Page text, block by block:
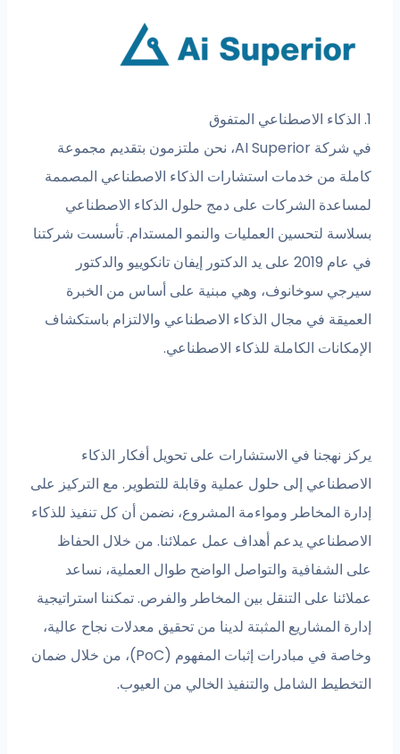
1. الذكاء الاصطناعي المتفوق
في شركة AI Superior، نحن ملتزمون بتقديم مجموعة
كاملة من خدمات استشارات الذكاء الاصطناعي المصممة
لمساعدة الشركات على دمج حلول الذكاء الاصطناعي
بسلاسة لتحسين العمليات والنمو المستدام. تأسست شركتنا
في عام 2019 على يد الدكتور إيفان تانكوييو والدكتور
سيرجي سوخانوف، وهي مبنية على أساس من الخبرة
العميقة في مجال الذكاء الاصطناعي والالتزام باستكشاف
الإمكانات الكاملة للذكاء الاصطناعي.
يركز نهجنا في الاستشارات على تحويل أفكار الذكاء
الاصطناعي إلى حلول عملية وقابلة للتطوير. مع التركيز على
إدارة المخاطر ومواءمة المشروع، نضمن أن كل تنفيذ للذكاء
الاصطناعي يدعم أهداف عمل عملائنا. من خلال الحفاظ
على الشفافية والتواصل الواضح طوال العملية، نساعد
عملائنا على التنقل بين المخاطر والفرص. تمكننا استراتيجية
إدارة المشاريع المثبتة لدينا من تحقيق معدلات نجاح عالية،
وخاصة في مبادرات إثبات المفهوم (PoC)، من خلال ضمان
التخطيط الشامل والتنفيذ الخالي من العيوب.